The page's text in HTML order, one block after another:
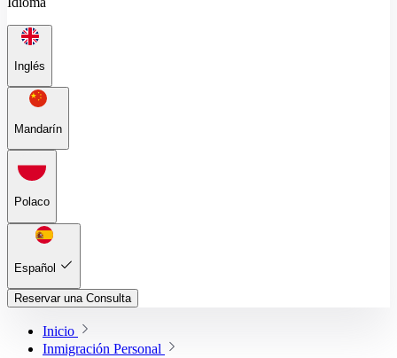
Inglés
Mandarín
Polaco
Español
Reservar una Consulta
Inicio
Inmigración Personal